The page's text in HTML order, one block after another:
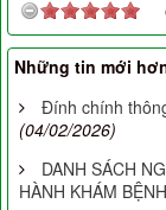
Những tin mới
Đính chính
(04/02/2026)
DANH SÁCH
HÀNH KHÁM